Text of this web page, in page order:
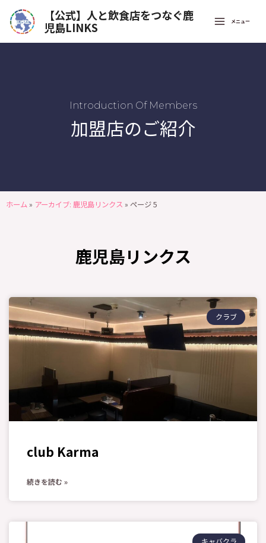
【公式】人と飲食店をつなぐ鹿
児島LINKS
メニュー
Introduction Of Members
加盟店のご紹介
ホーム» アーカイブ: 鹿児島リンクス » ページ 5
鹿児島リンクス
クラブ
club Karma
続きを読む »